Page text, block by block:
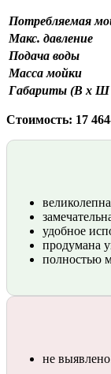
Потребляемая
Макс. давление
Подача воды
Масса мойки
Габариты (В х Ш
Стоимость: 17
удобное
продумана
полностью
не